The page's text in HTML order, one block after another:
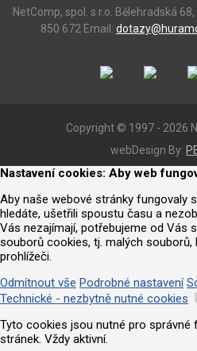
NetComp, spol. s r.o. Bělehradská
850 672 Email:
Copyright © 1997 - 2026
webDesign By:
Nastavení cookies: Aby web
Aby naše webové stránky fungovaly
hledáte, ušetřili spoustu času a
Vás nezajímají, potřebujeme od Vás
souborů cookies, tj. malých souborů,
prohlížeči.
Odmítnout vše Podrobné nastavení
Technické - nezbytně nutné cookies
Tyto cookies jsou nutné pro správné
stránek. Vždy aktivní.